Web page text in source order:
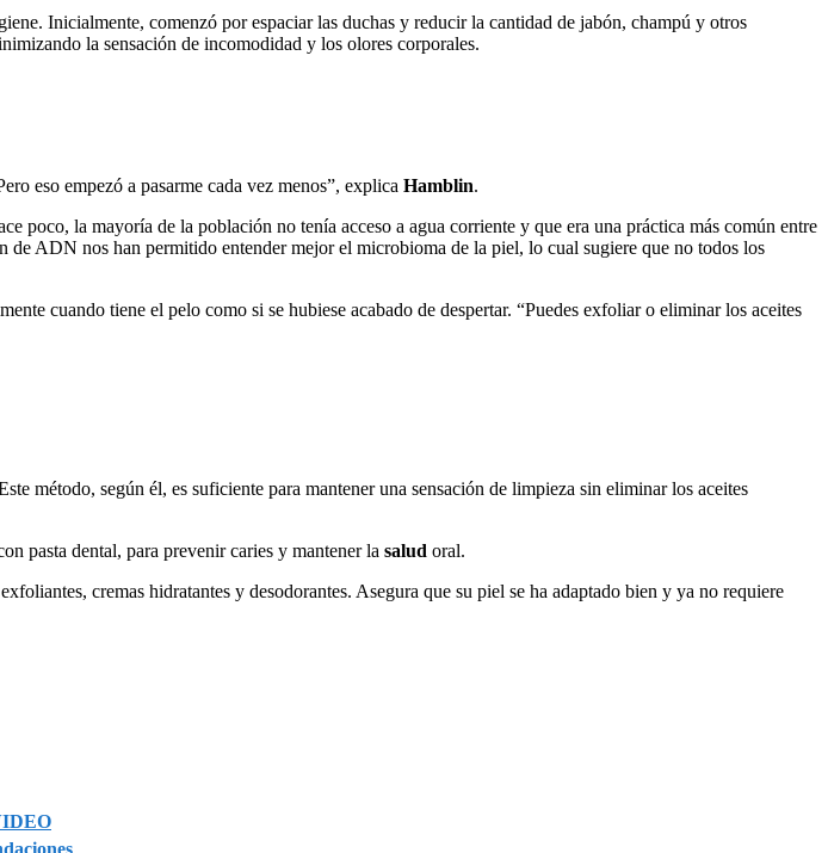
Inicialmente, comenzó por espaciar las duchas y reducir la cantidad de jabón, champú y otros
la sensación de incomodidad y los olores corporales.
eso empezó a pasarme cada vez menos”, explica Hamblin.
poco, la mayoría de la población no tenía acceso a agua corriente y que era una práctica más común entre
ADN nos han permitido entender mejor el microbioma de la piel, lo cual sugiere que no todos los
cuando tiene el pelo como si se hubiese acabado de despertar. “Puedes exfoliar o eliminar los aceites
método, según él, es suficiente para mantener una sensación de limpieza sin eliminar los aceites
pasta dental, para prevenir caries y mantener la salud oral.
cremas hidratantes y desodorantes. Asegura que su piel se ha adaptado bien y ya no requiere